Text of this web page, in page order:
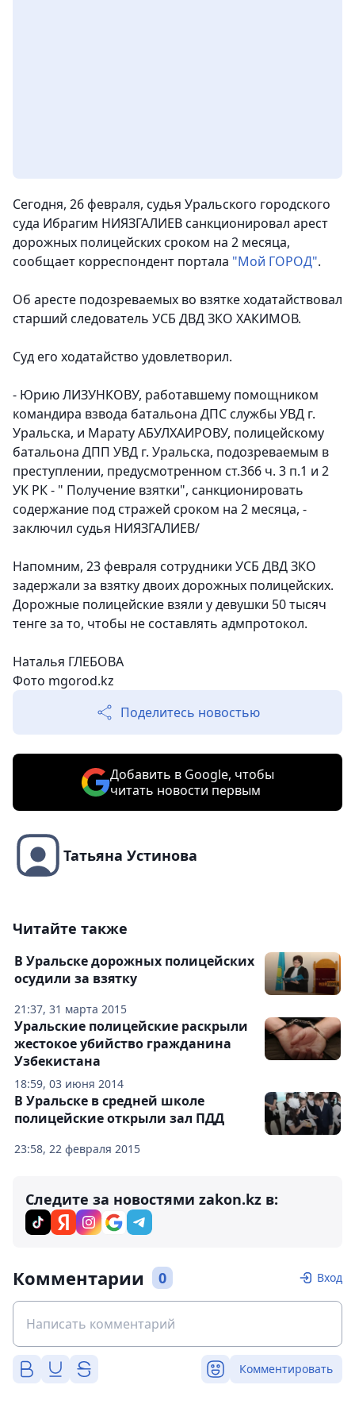
Сегодня, 26 февраля, судья Уральского городского
суда Ибрагим НИЯЗГАЛИЕВ санкционировал арест
дорожных полицейских сроком на 2 месяца,
сообщает корреспондент портала "Мой ГОРОД".
Об аресте подозреваемых во взятке ходатайствовал
старший следователь УСБ ДВД ЗКО ХАКИМОВ.
Суд его ходатайство удовлетворил.
- Юрию ЛИЗУНКОВУ, работавшему помощником
командира взвода батальона ДПС службы УВД г.
Уральска, и Марату АБУЛХАИРОВУ, полицейскому
батальона ДПП УВД г. Уральска, подозреваемым в
преступлении, предусмотренном ст.366 ч. 3 п.1 и 2
УК РК - " Получение взятки", санкционировать
содержание под стражей сроком на 2 месяца, -
заключил судья НИЯЗГАЛИЕВ/
Напомним, 23 февраля сотрудники УСБ ДВД ЗКО
задержали за взятку двоих дорожных полицейских.
Дорожные полицейские взяли у девушки 50 тысяч
тенге за то, чтобы не составлять адмпротокол.
Наталья ГЛЕБОВА
Фото mgorod.kz
Поделитесь новостью
Добавить в Google, чтобы
читать новости первым
Татьяна Устинова
Читайте также
21:37, 31 марта 2015
В Уральске дорожных полицейских
осудили за взятку
18:59, 03 июня 2014
Уральские полицейские раскрыли
жестокое убийство гражданина
Узбекистана
23:58, 22 февраля 2015
В Уральске в средней школе
полицейские открыли зал ПДД
Следите за новостями zakon.kz в:
Комментарии 0 Вход
Комментировать